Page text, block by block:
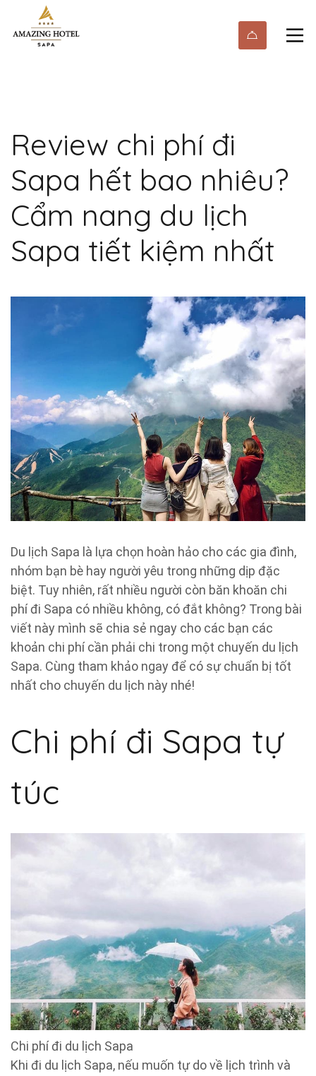
Review chi phí đi
Sapa hết bao nhiêu?
Cẩm nang du lịch
Sapa tiết kiệm nhất
Du lịch Sapa là lựa chọn hoàn hảo cho các gia đình,
nhóm bạn bè hay người yêu trong những dịp đặc
biệt. Tuy nhiên, rất nhiều người còn băn khoăn chi
phí đi Sapa có nhiều không, có đắt không? Trong bài
viết này mình sẽ chia sẻ ngay cho các bạn các
khoản chi phí cần phải chi trong một chuyến du lịch
Sapa. Cùng tham khảo ngay để có sự chuẩn bị tốt
nhất cho chuyến du lịch này nhé!
Chi phí đi Sapa tự
túc
Chi phí đi du lịch Sapa
Khi đi du lịch Sapa, nếu muốn tự do về lịch trình và